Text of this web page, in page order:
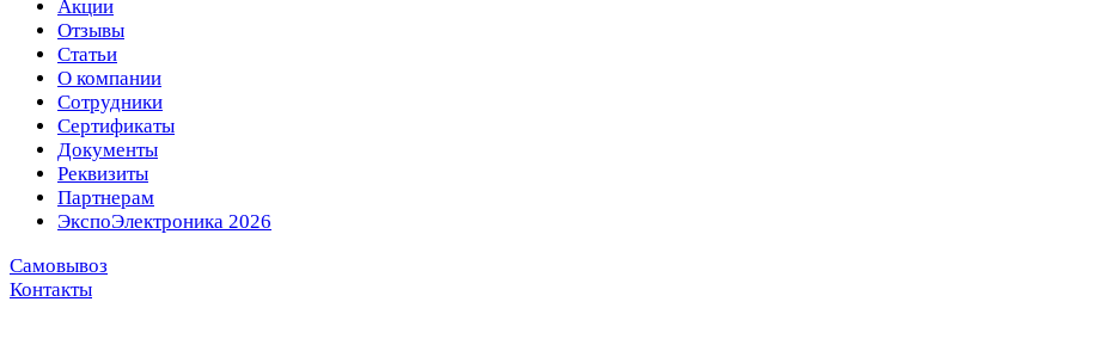
Акции
Отзывы
Статьи
О компании
Сотрудники
Сертификаты
Документы
Реквизиты
Партнерам
ЭкспоЭлектроника 2026
Самовывоз
Контакты